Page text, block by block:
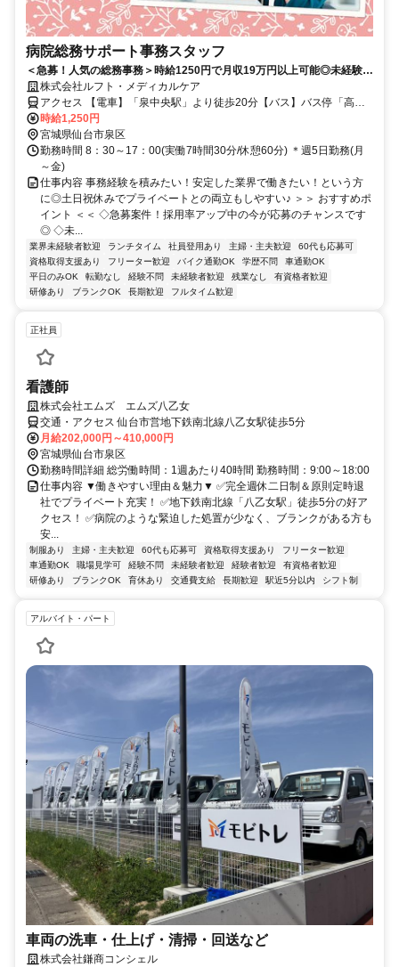
病院総務サポート事務スタッフ
＜急募！人気の総務事務＞時給1250円で月収19万円以上可能◎未経験か
ら始められる病院事務♪正職員登用制度ありで長期安定を目指せます！
株式会社ルフト・メディカルケア
アクセス 【電車】「泉中央駅」より徒歩20分【バス】バス停「高玉
町」より徒歩約1分【車】車通勤OK・駐車場あり(3000円/月)
時給1,250円
宮城県仙台市泉区
勤務時間 8：30～17：00(実働7時間30分/休憩60分) ＊週5日勤務(月
～金)
仕事内容 事務経験を積みたい！安定した業界で働きたい！という方
に◎土日祝休みでプライベートとの両立もしやすい♪ ＞＞ おすすめポ
イント ＜＜ ◇急募案件！採用率アップ中の今が応募のチャンスです
◎ ◇未...
業界未経験者歓迎 ランチタイム 社員登用あり 主婦・主夫歓迎
60代も応募可
資格取得支援あり
フリーター歓迎 バイク通勤OK 学歴不問
車通勤OK
平日のみOK
転勤なし 経験不問 未経験者歓迎 残業なし
有資格者歓迎
研修あり
ブランクOK 長期歓迎 フルタイム歓迎
正社員
看護師
株式会社エムズ エムズ八乙女
交通・アクセス 仙台市営地下鉄南北線八乙女駅徒歩5分
月給202,000円～410,000円
宮城県仙台市泉区
勤務時間詳細 総労働時間：1週あたり40時間 勤務時間：9:00～18:00
仕事内容 ▼働きやすい理由＆魅力▼ ✅完全週休二日制＆原則定時退
社でプライベート充実！ ✅地下鉄南北線「八乙女駅」徒歩5分の好ア
クセス！ ✅病院のような緊迫した処置が少なく、ブランクがある方も
安...
制服あり 主婦・主夫歓迎 60代も応募可 資格取得支援あり
フリーター歓迎
車通勤OK
職場見学可 経験不問 未経験者歓迎 経験者歓迎
有資格者歓迎
研修あり
ブランクOK 育休あり 交通費支給 長期歓迎 駅近5分以内 シフト制
アルバイト・パート
車両の洗車・仕上げ・清掃・回送など
株式会社鎌商コンシェル